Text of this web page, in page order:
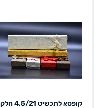
קופסא לתכשיט 4.5/21 חלק